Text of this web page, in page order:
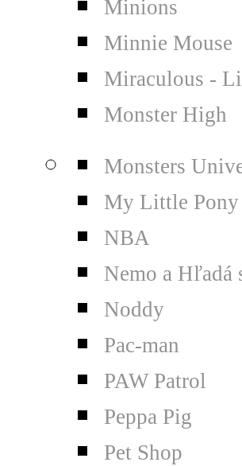
Minions
Minnie Mouse
Miraculous -
Monster High
Monsters
My Little Pony
NBA
Nemo a Hľadá
Noddy
Pac-man
PAW Patrol
Peppa Pig
Pet Shop